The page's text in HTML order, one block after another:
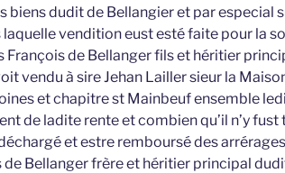
biens dudit de Bellangier et par especial
laquelle vendition eust esté faite pour la
François de Bellanger fils et héritier
vendu à sire Jehan Lailler sieur la
et chapitre st Mainbeuf ensemble
de ladite rente et combien qu’il n’y fust
et estre remboursé des
Bellanger frère et héritier principal